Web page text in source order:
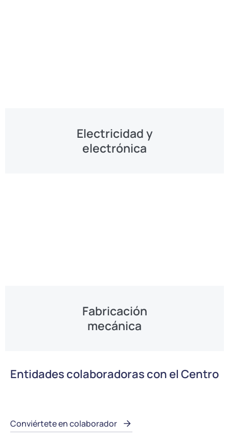
Electricidad y
electrónica
Fabricación
mecánica
Entidades colaboradoras con el Centro
Conviértete en colaborador